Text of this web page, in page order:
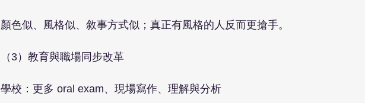
顏色似、風格似、敘事方式似；真正有風格的人反而更搶手。
（3）教育與職場同步改革
學校：更多 oral exam、現場寫作、理解與分析